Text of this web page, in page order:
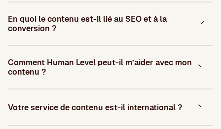
En quoi le contenu est-il lié au SEO et à la
conversion ?
Comment Human Level peut-il m’aider avec mon
contenu ?
Votre service de contenu est-il international ?